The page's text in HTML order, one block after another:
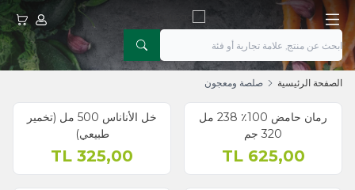
حسابيعربتي
الصفحة الرئيسية صلصة ومعجون
رمان حامض 100٪ 238 مل
320 جم
625,00
TL
خل الأناناس 500 مل (تخمير
طبيعي)
325,00